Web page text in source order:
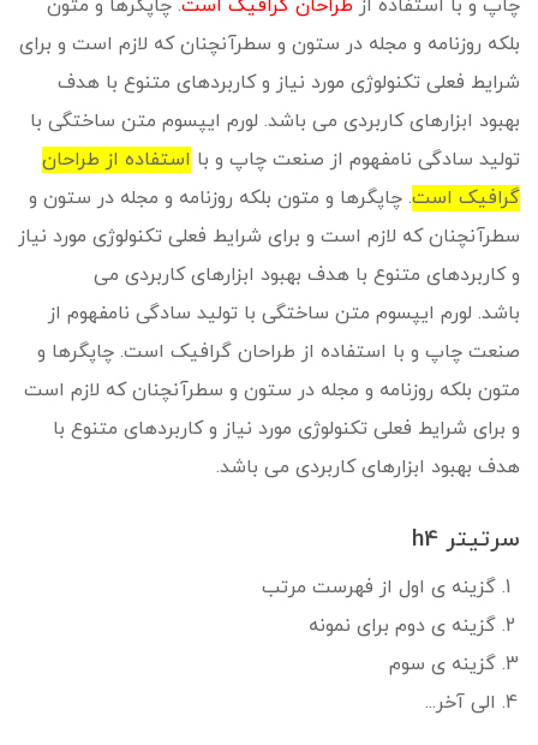
چاپ و با استفاده از طراحان گرافیک است. چاپگرها و متون
بلکه روزنامه و مجله در ستون و سطرآنچنان که لازم است و برای
شرایط فعلی تکنولوژی مورد نیاز و کاربردهای متنوع با هدف
بهبود ابزارهای کاربردی می باشد. لورم ایپسوم متن ساختگی با
تولید سادگی نامفهوم از صنعت چاپ و با استفاده از طراحان
گرافیک است. چاپگرها و متون بلکه روزنامه و مجله در ستون و
سطرآنچنان که لازم است و برای شرایط فعلی تکنولوژی مورد نیاز
و کاربردهای متنوع با هدف بهبود ابزارهای کاربردی می
باشد. لورم ایپسوم متن ساختگی با تولید سادگی نامفهوم از
صنعت چاپ و با استفاده از طراحان گرافیک است. چاپگرها و
متون بلکه روزنامه و مجله در ستون و سطرآنچنان که لازم است
و برای شرایط فعلی تکنولوژی مورد نیاز و کاربردهای متنوع با
هدف بهبود ابزارهای کاربردی می باشد.
سرتیتر h4
گزینه ی اول از فهرست مرتب
گزینه ی دوم برای نمونه
گزینه ی سوم
الی آخر...